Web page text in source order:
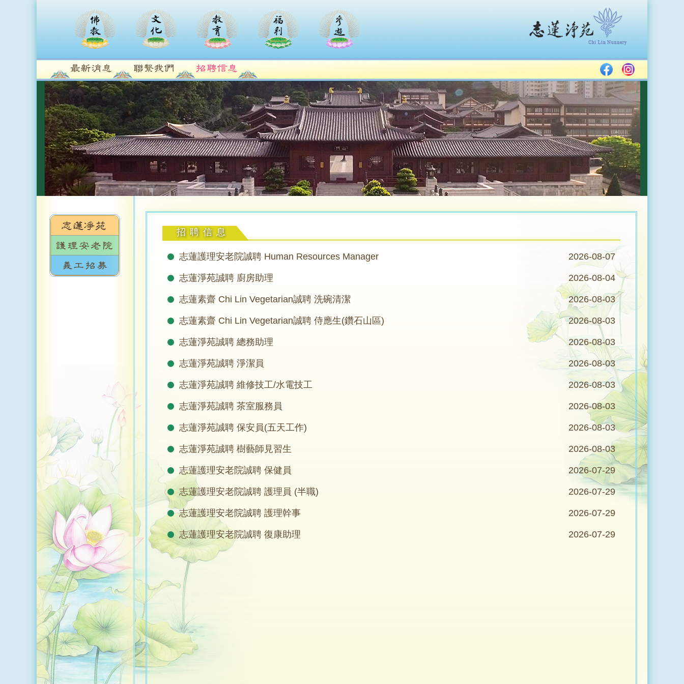
招聘信息
志蓮護理安老院誠聘 Human Resources Manager 2026-08-07
志蓮淨苑誠聘 廚房助理 2026-08-04
志蓮素齋 Chi Lin Vegetarian誠聘 洗碗清潔 2026-08-03
志蓮素齋 Chi Lin Vegetarian誠聘 侍應生(鑽石山區) 2026-08-03
志蓮淨苑誠聘 總務助理 2026-08-03
志蓮淨苑誠聘 淨潔員 2026-08-03
志蓮淨苑誠聘 維修技工/水電技工 2026-08-03
志蓮淨苑誠聘 茶室服務員 2026-08-03
志蓮淨苑誠聘 保安員(五天工作) 2026-08-03
志蓮淨苑誠聘 樹藝師見習生 2026-08-03
志蓮護理安老院誠聘 保健員 2026-07-29
志蓮護理安老院誠聘 護理員 (半職) 2026-07-29
志蓮護理安老院誠聘 護理幹事 2026-07-29
志蓮護理安老院誠聘 復康助理 2026-07-29